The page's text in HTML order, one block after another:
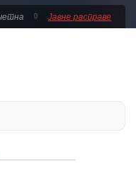
Јавне расправе